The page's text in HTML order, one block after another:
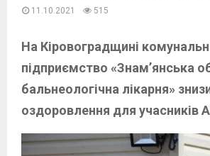
11.10.2021 515
На Кіровоградщині
підприємство «Знам’янська
бальнеологічна лікарня»
оздоровлення для